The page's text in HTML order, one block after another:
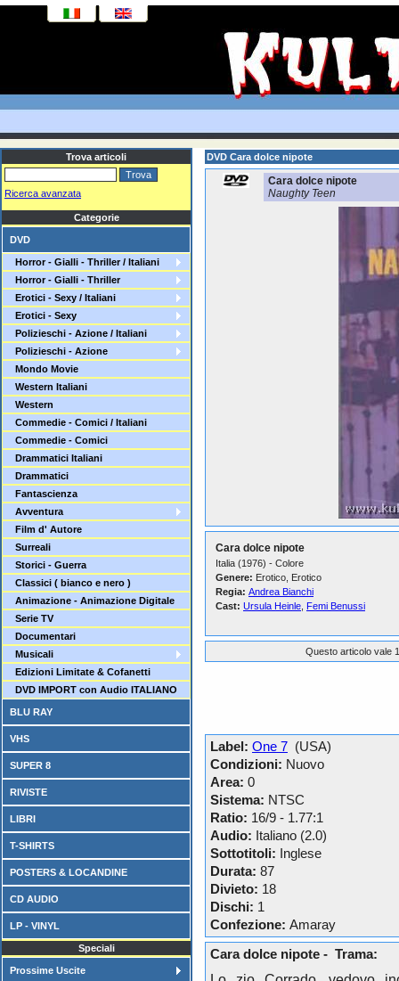
Trova articoli
Ricerca avanzata
Categorie
DVD
Horror - Gialli - Thriller / Italiani
Horror - Gialli - Thriller
Erotici - Sexy / Italiani
Erotici - Sexy
Polizieschi - Azione / Italiani
Polizieschi - Azione
Mondo Movie
Western Italiani
Western
Commedie - Comici / Italiani
Commedie - Comici
Drammatici Italiani
Drammatici
Fantascienza
Avventura
Film d' Autore
Surreali
Storici - Guerra
Classici ( bianco e nero )
Animazione - Animazione Digitale
Serie TV
Documentari
Musicali
Edizioni Limitate & Cofanetti
DVD IMPORT con Audio ITALIANO
BLU RAY
VHS
SUPER 8
RIVISTE
LIBRI
T-SHIRTS
POSTERS & LOCANDINE
CD AUDIO
LP - VINYL
Speciali
Prossime Uscite
DVD Cara dolce nipote
Cara dolce nipote
Naughty Teen
Cara dolce nipote
Italia (1976) - Colore
Genere: Erotico, Erotico
Regia: Andrea Bianchi
Cast: Ursula Heinle Femi Benussi
Questo articolo vale
Label: One 7 (USA)
Condizioni: Nuovo
Area: 0
Sistema: NTSC
Ratio: 16/9 - 1.77:1
Audio: Italiano (2.0)
Sottotitoli: Inglese
Durata: 87
Divieto: 18
Dischi: 1
Confezione: Amaray
Cara dolce nipote - Trama: